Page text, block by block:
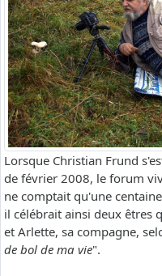
Lorsque Christian Frund
de février 2008, le forum
ne comptait qu'une
il célébrait ainsi deux êtres
et Arlette, sa compagne,
de bol de ma vie".